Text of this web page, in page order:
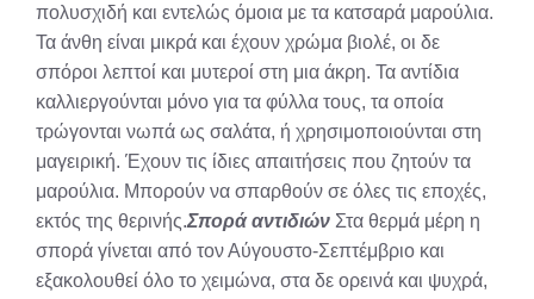
πολυσχιδή και εντελώς όμοια με τα κατσαρά μαρούλια.
Τα άνθη είναι μικρά και έχουν χρώμα βιολέ, οι δε
σπόροι λεπτοί και μυτεροί στη μια άκρη. Τα αντίδια
καλλιεργούνται μόνο για τα φύλλα τους, τα οποία
τρώγονται νωπά ως σαλάτα, ή χρησιμοποιούνται στη
μαγειρική. Έχουν τις ίδιες απαιτήσεις που ζητούν τα
μαρούλια. Μπορούν να σπαρθούν σε όλες τις εποχές,
εκτός της θερινής.Σπορά αντιδιών Στα θερμά μέρη η
σπορά γίνεται από τον Αύγουστο-Σεπτέμβριο και
εξακολουθεί όλο το χειμώνα, στα δε ορεινά και ψυχρά,